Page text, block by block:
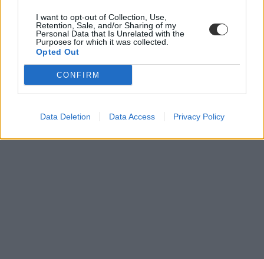
I want to opt-out of Collection, Use,
Retention, Sale, and/or Sharing of my
Personal Data that Is Unrelated with the
Purposes for which it was collected.
Opted Out
CONFIRM
Data Deletion Data Access Privacy Policy